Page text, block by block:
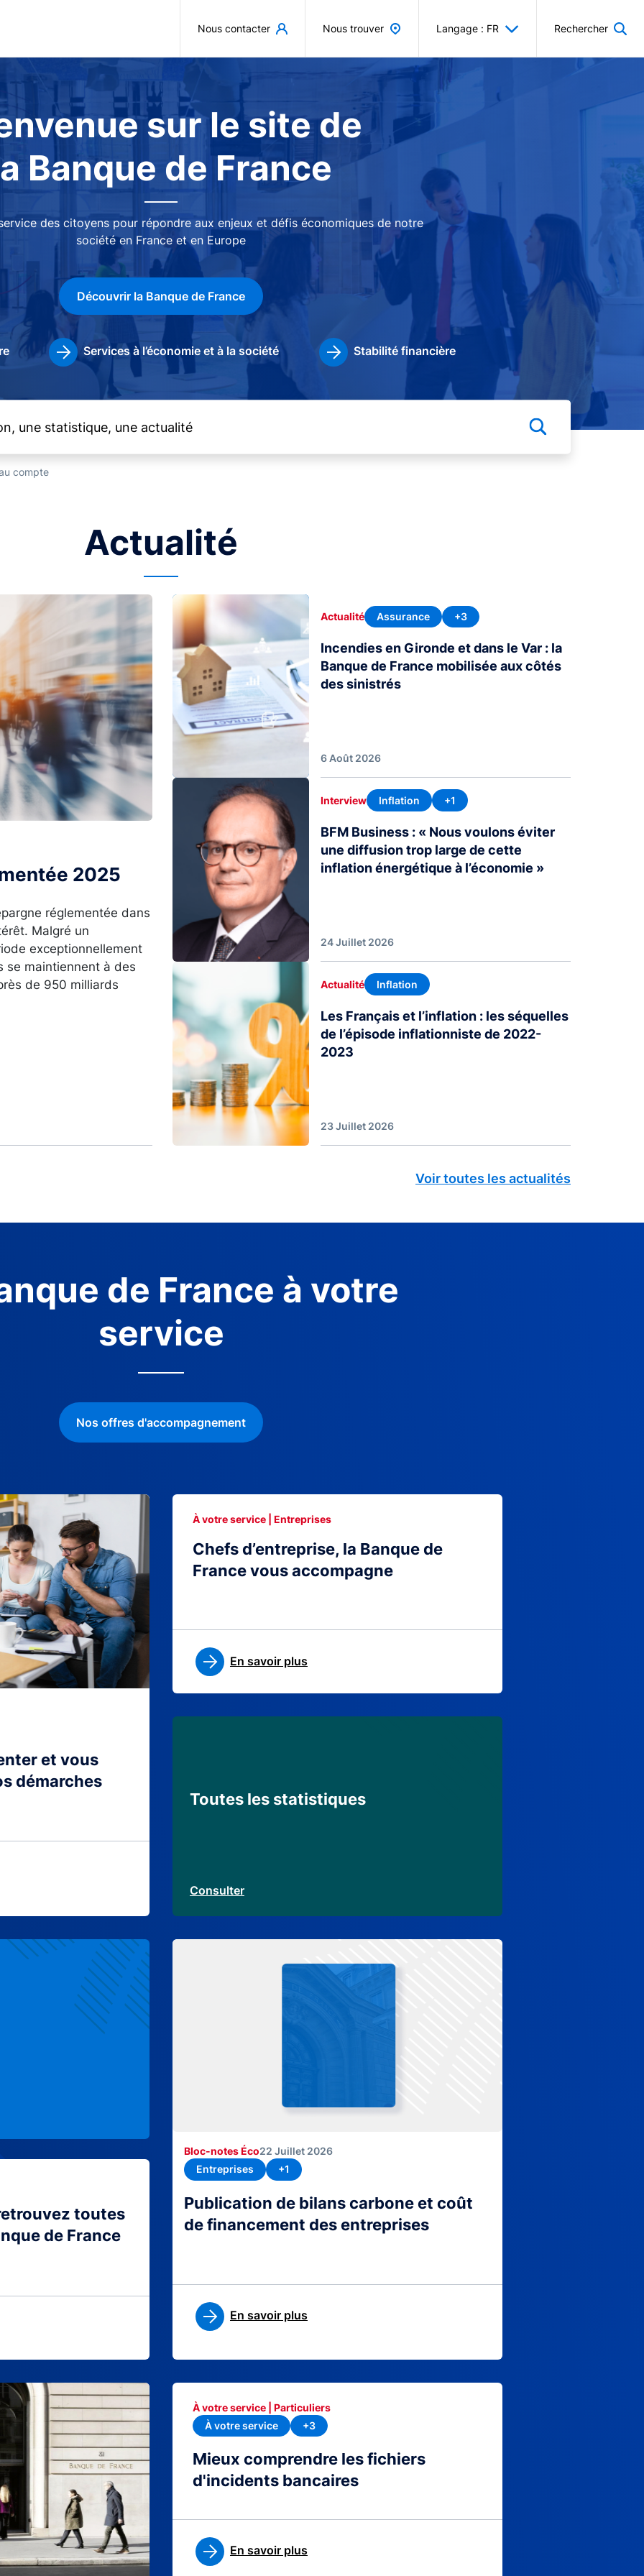
Nous contacter Nous trouver Langage : FR Rechercher
sur le site de
Banque de France
des citoyens pour répondre aux enjeux et défis économiques de notre
société en France et en Europe
Découvrir la Banque de France
Services à l’économie et à la société Stabilité financière
compte
Actualité
2025
réglementée dans
Malgré un
exceptionnellement
se maintiennent à des
de 950 milliards
Image
Actualité Assurance +3
Incendies en Gironde et dans le Var : la
Banque de France mobilisée aux côtés
des sinistrés
6 Août 2026
Interview Inflation +1
BFM Business : « Nous voulons éviter
une diffusion trop large de cette
inflation énergétique à l’économie »
24 Juillet 2026
Image
Actualité Inflation
Les Français et l’inflation : les séquelles
de l’épisode inflationniste de 2022-
2023
23 Juillet 2026
Voir toutes les actualités
de France à votre
service
Nos offres d'accompagnement
et vous
démarches
Chefs d’entreprise, la Banque de
France vous accompagne
À votre service | Entreprises
En savoir plus
Toutes les statistiques
Consulter
Publication de bilans carbone et coût
de financement des entreprises
Bloc-notes Éco22 Juillet 2026
Entreprises
+1
En savoir plus
toutes
de France
Mieux comprendre les fichiers
d'incidents bancaires
À votre service | Particuliers
À votre service
+3
En savoir plus